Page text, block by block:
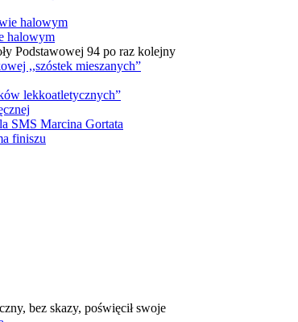
halowym
Podstawowej 94 po raz kolejny
,,szóstek mieszanych”
lekkoatletycznych”
SMS Marcina Gortata
finiszu
bez skazy, poświęcił swoje